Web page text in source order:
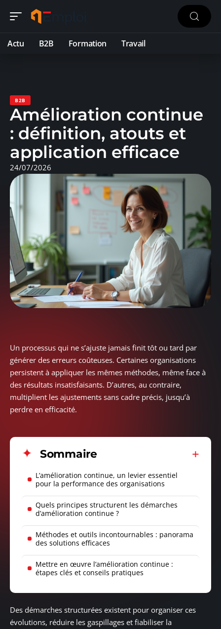
Actu B2B Formation Travail
B2B
Amélioration continue
: définition, atouts et
application efficace
24/07/2026
Un processus qui ne s’ajuste jamais finit tôt ou tard par
générer des erreurs coûteuses. Certaines organisations
persistent à appliquer les mêmes méthodes, même face à
des résultats insatisfaisants. D’autres, au contraire,
multiplient les ajustements sans cadre précis, jusqu’à
perdre en efficacité.
Sommaire
L’amélioration continue, un levier essentiel
pour la performance des organisations
Quels principes structurent les démarches
d’amélioration continue ?
Méthodes et outils incontournables : panorama
des solutions efficaces
Mettre en œuvre l’amélioration continue :
étapes clés et conseils pratiques
Des démarches structurées existent pour organiser ces
évolutions, réduire les gaspillages et fiabiliser la